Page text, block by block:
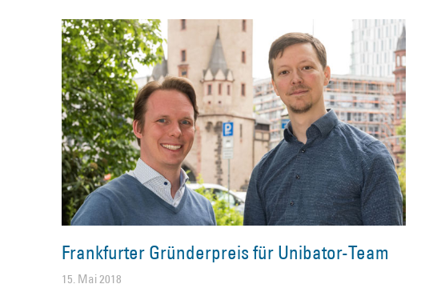
Frankfurter Gründerpreis für Unibator-Team
15. Mai 2018